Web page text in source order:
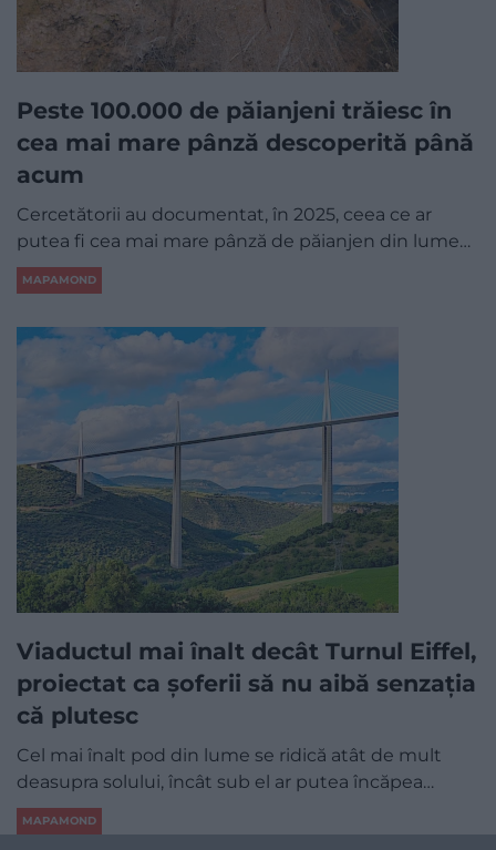
Peste 100.000 de păianjeni trăiesc în
cea mai mare pânză descoperită până
acum
Cercetătorii au documentat, în 2025, ceea ce ar
putea fi cea mai mare pânză de păianjen din lume…
MAPAMOND
Viaductul mai înalt decât Turnul Eiffel,
proiectat ca șoferii să nu aibă senzația
că plutesc
Cel mai înalt pod din lume se ridică atât de mult
deasupra solului, încât sub el ar putea încăpea…
MAPAMOND